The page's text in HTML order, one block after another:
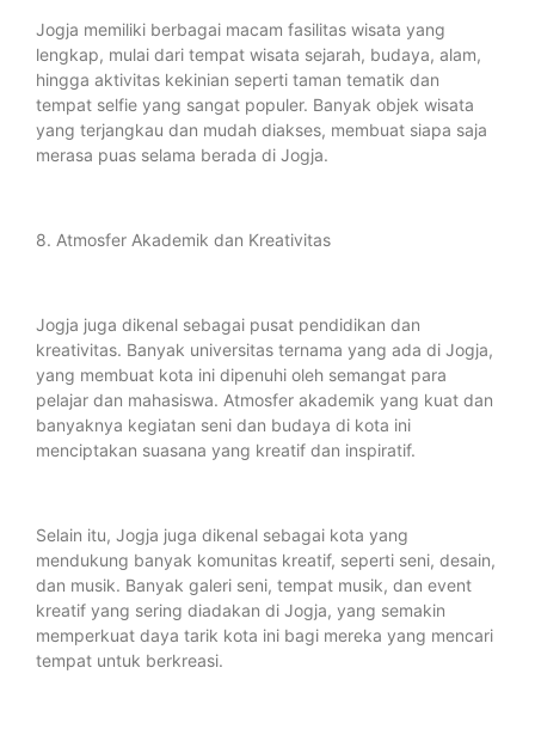
Jogja memiliki berbagai macam fasilitas wisata yang
lengkap, mulai dari tempat wisata sejarah, budaya, alam,
hingga aktivitas kekinian seperti taman tematik dan
tempat selfie yang sangat populer. Banyak objek wisata
yang terjangkau dan mudah diakses, membuat siapa saja
merasa puas selama berada di Jogja.
8. Atmosfer Akademik dan Kreativitas
Jogja juga dikenal sebagai pusat pendidikan dan
kreativitas. Banyak universitas ternama yang ada di Jogja,
yang membuat kota ini dipenuhi oleh semangat para
pelajar dan mahasiswa. Atmosfer akademik yang kuat dan
banyaknya kegiatan seni dan budaya di kota ini
menciptakan suasana yang kreatif dan inspiratif.
Selain itu, Jogja juga dikenal sebagai kota yang
mendukung banyak komunitas kreatif, seperti seni, desain,
dan musik. Banyak galeri seni, tempat musik, dan event
kreatif yang sering diadakan di Jogja, yang semakin
memperkuat daya tarik kota ini bagi mereka yang mencari
tempat untuk berkreasi.